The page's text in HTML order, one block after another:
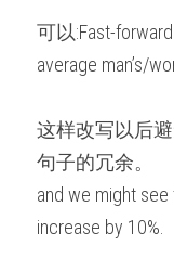
可以:Fast-
average man’s/
这样改写以后
句子的冗余。 　
and we might see
increase by 10%.